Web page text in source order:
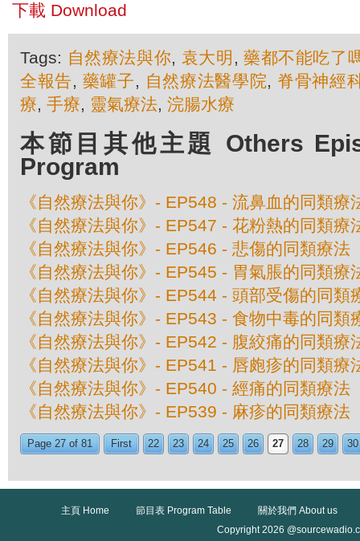
下載 Download
Tags: 自然療法與你, 袁大明 ,藥都不能吃了
全報告, 藥罐子, 自然療法醫學院, 脊骨神經
療, 手療, 靈氣療法, 浣腸水療
本節目其他主題 Others
Program
《自然療法與你》- EP548 - 流鼻血的同類療
《自然療法與你》- EP547 - 花粉熱的同類療
《自然療法與你》- EP546 - 悲傷的同類療法
《自然療法與你》- EP545 - 胃氣脹的同類療
《自然療法與你》- EP544 - 頭部受傷的同類
《自然療法與你》- EP543 - 食物中毒的同類
《自然療法與你》- EP542 - 腹絞痛的同類療
《自然療法與你》- EP541 - 唇皰疹的同類療
《自然療法與你》- EP540 - 經痛的同類療法
《自然療法與你》- EP539 - 麻疹的同類療法
Page 27 of 81 First 22 23 24 25 26 27 28 29 30
主頁 Home 節目表 Program Table
關於我們 About us
Copyright 2026